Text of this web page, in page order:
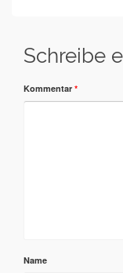
Schreibe
Kommentar *
Name